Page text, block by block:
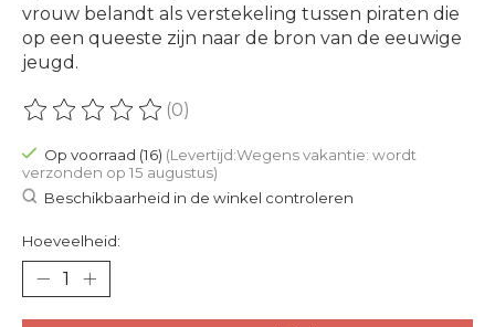
vrouw belandt als verstekeling tussen piraten die
op een queeste zijn naar de bron van de eeuwige
jeugd.
De beoordeling van dit product is
(0)
Op voorraad (16) (Levertijd:Wegens vakantie: wordt
verzonden op 15 augustus)
Beschikbaarheid in de winkel controleren
Hoeveelheid: